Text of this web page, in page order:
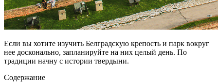
Если вы хотите изучить Белградскую крепость и парк вокруг
нее досконально, запланируйте на них целый день. По
традиции начну с истории твердыни.
Содержание